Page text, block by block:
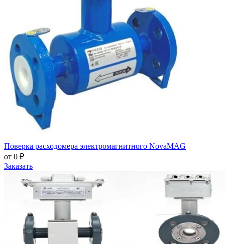
Поверка расходомера электромагнитного NovaMAG
от 0 ₽
Заказать